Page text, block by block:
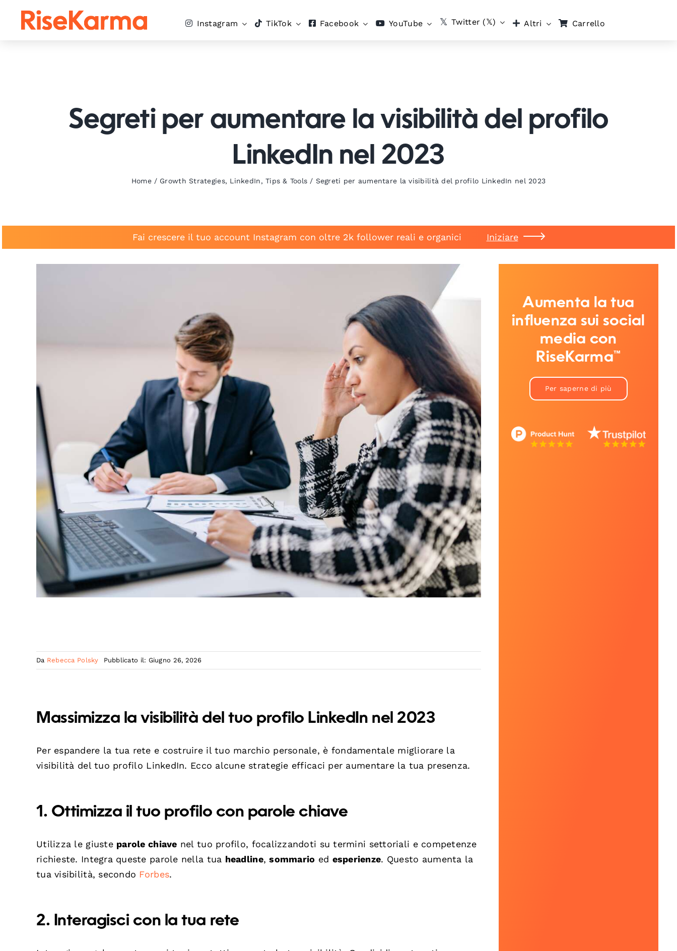
Instagram TikTok Facebook YouTube Twitter (𝕏) Altri Carrello
Segreti per aumentare la visibilità del profilo
LinkedIn nel 2023
Home / Growth Strategies, LinkedIn,Tips & Tools / Segreti per aumentare la visibilità del profilo LinkedIn nel 2023
Fai crescere il tuo account Instagram con oltre 2k follower reali e organici Iniziare
Da Rebecca Polsky Pubblicato il: Giugno 26, 2026
Massimizza la visibilità del tuo profilo LinkedIn nel 2023
Per espandere la tua rete e costruire il tuo marchio personale, è fondamentale migliorare la
visibilità del tuo profilo LinkedIn. Ecco alcune strategie efficaci per aumentare la tua presenza.
1. Ottimizza il tuo profilo con parole chiave
Utilizza le giuste parole chiave nel tuo profilo, focalizzandoti su termini settoriali e competenze
richieste. Integra queste parole nella tua headline,sommario ed esperienze. Questo aumenta la
tua visibilità, secondo Forbes.
2. Interagisci con la tua rete
Aumenta la tua
influenza sui social
media con
RiseKarma™
Per saperne di più